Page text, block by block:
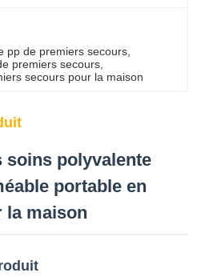
pp de premiers secours
premiers secours
secours pour la maison
soins polyvalente
portable en
la maison